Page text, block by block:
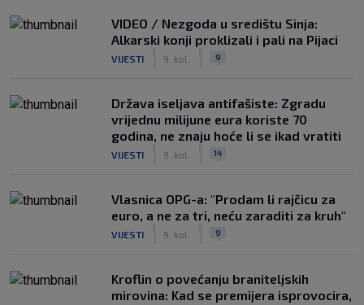
VIDEO / Nezgoda u središtu Sinja:
Alkarski konji proklizali i pali na Pijaci
VIJESTI 9. kol. 9
Država iseljava antifašiste: Zgradu
vrijednu milijune eura koriste 70
godina, ne znaju hoće li se ikad vratiti
VIJESTI 9. kol. 14
Vlasnica OPG-a: "Prodam li rajčicu za
euro, a ne za tri, neću zaraditi za kruh"
VIJESTI 9. kol. 9
Kroflin o povećanju braniteljskih
mirovina: Kad se premijera isprovocira,